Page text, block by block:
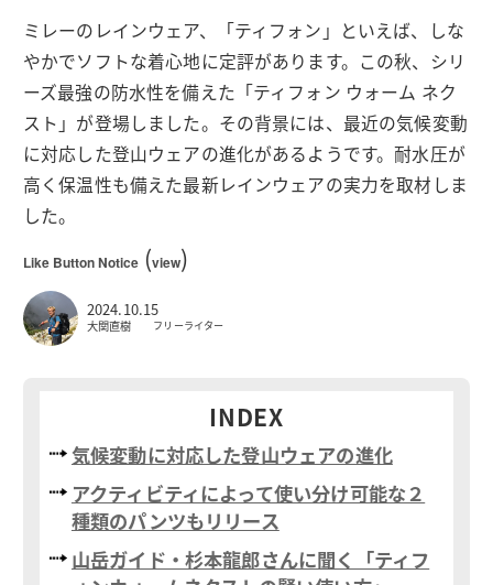
ミレーのレインウェア、「ティフォン」といえば、しな
やかでソフトな着心地に定評があります。この秋、シリ
ーズ最強の防水性を備えた「ティフォン ウォーム ネク
スト」が登場しました。その背景には、最近の気候変動
に対応した登山ウェアの進化があるようです。耐水圧が
高く保温性も備えた最新レインウェアの実力を取材しま
した。
Like Button Notice(view)
2024.10.15
大関直樹 フリーライター
INDEX
気候変動に対応した登山ウェアの進化
アクティビティによって使い分け可能な２
種類のパンツもリリース
山岳ガイド・杉本龍郎さんに聞く「ティフ